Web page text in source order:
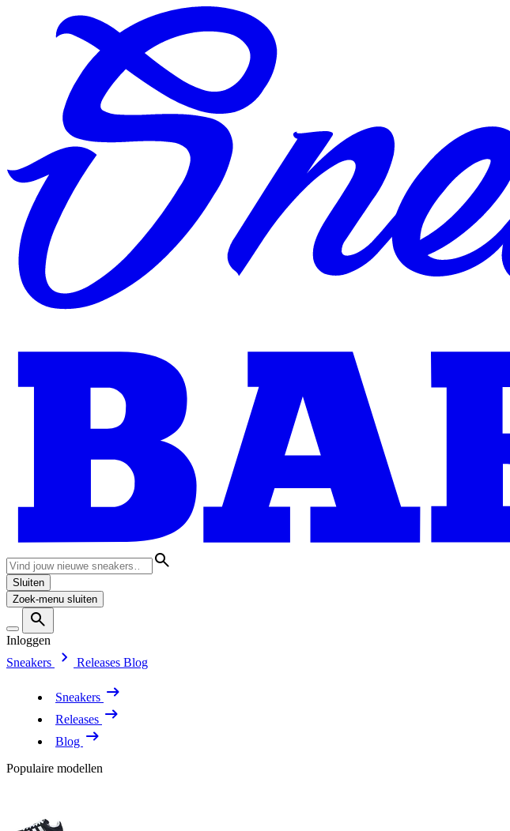
Sluiten
Zoek-menu sluiten
Inloggen
Sneakers
Releases Blog
Sneakers
Releases
Blog
Populaire modellen